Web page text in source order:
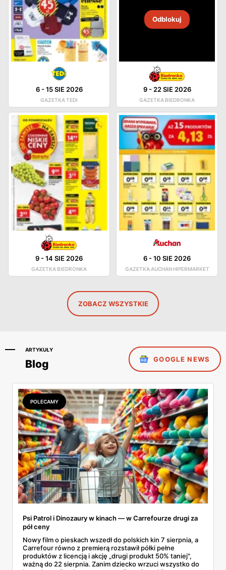
6-15 SIE 2026
GAZETKA TEDI
Odblokuj
9- 22 SIE 2026
GAZETKA BIEDRONKA
9-14 SIE 2026
GAZETKA BIEDRONKA
6-10 SIE 2026
GAZETKA AUCHAN HIPERMARKET
ZOBACZ WSZYSTKIE
ARTYKUŁY
Blog GOOGLE NEWS
POLECAMY
Psi Patrol i Dinozaury w kinach — w Carrefourze drugi za
pół ceny
Nowy film o pieskach wszedł do polskich kin 7 sierpnia, a
Carrefour równo z premierą rozstawił półki pełne
produktów z licencją i akcję „drugi produkt 50% taniej",
ważną do 22 sierpnia. Zanim dziecko wrzuci wszystko do